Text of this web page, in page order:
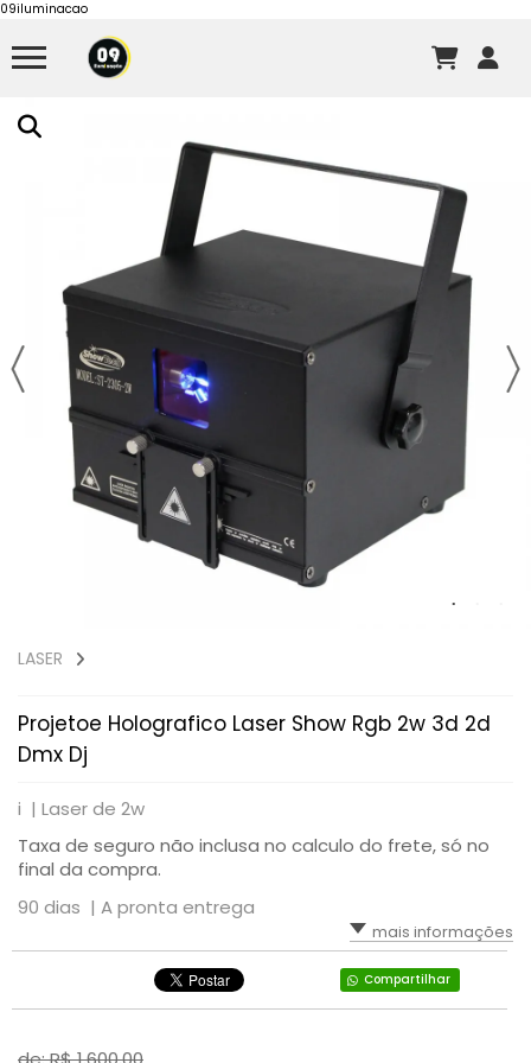
09iluminacao
LASER
Projetoe Holografico Laser Show Rgb 2w 3d 2d
Dmx Dj
i | Laser de 2w
Taxa de seguro não inclusa no calculo do frete, só no
final da compra.
90 dias | A pronta entrega
mais informações
Compartilhar